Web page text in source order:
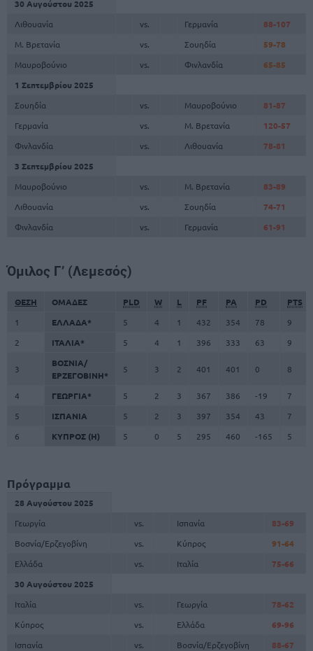
30 Αυγούστου 2025
Λιθουανία
vs. Γερμανία
88-107
Μ. Βρετανία
vs. Σουηδία
59-78
Μαυροβούνιο
vs. Φινλανδία
65-85
1 Σεπτεμβρίου 2025
Σουηδία
vs. Μαυροβούνιο
81-87
Γερμανία
vs. Μ. Βρετανία
120-57
Φινλανδία
vs. Λιθουανία
78-81
3 Σεπτεμβρίου 2025
Μαυροβούνιο
vs. Μ. Βρετανία
83-89
Λιθουανία
vs. Σουηδία
74-71
Φινλανδία
vs. Γερμανία 61-91
Όμιλος Γ’ (Λεμεσός)
ΘΕΣΗ ΟΜΑΔΕΣ PLD W L PF PA PD
PTS
1
ΕΛΛΑΔΑ* 5 4 1 432 354 78
9
2
ΙΤΑΛΙΑ* 5 4 1 396 333 63 9
3
ΒΟΣΝΙΑ/
ΕΡΖΕΓΟΒΙΝΗ*
5 3 2 401 401 0 8
4 ΓΕΩΡΓΙΑ* 5 2 3 367 386 -19
7
5
ΙΣΠΑΝΙΑ 5 2 3 397 354 43
7
6
ΚΥΠΡΟΣ (H) 5 0 5 295 460 -165 5
Πρόγραμμα
28 Αυγούστου 2025
Γεωργία
vs. Ισπανία
83-69
Βοσνία/Ερζεγοβίνη
vs. Κύπρος
91-64
Ελλάδα
vs. Ιταλία
75-66
30 Αυγούστου 2025
Ιταλία
vs. Γεωργία
78-62
Κύπρος
vs. Ελλάδα
69-96
Ισπανία
vs. Βοσνία/Ερζεγοβίνη
88-67